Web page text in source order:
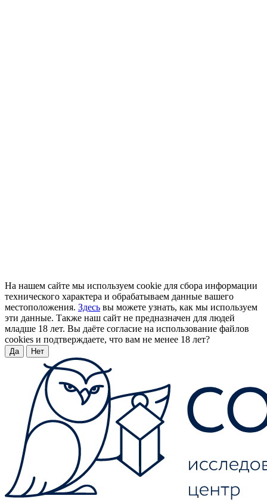
На нашем сайте мы используем cookie для сбора информации
технического характера и обрабатываем данные вашего
местоположения. Здесь вы можете узнать, как мы используем
эти данные. Также наш сайт не предназначен для людей
младше 18 лет. Вы даёте согласие на использование файлов
cookies и подтверждаете, что вам не менее 18 лет?
Да Нет